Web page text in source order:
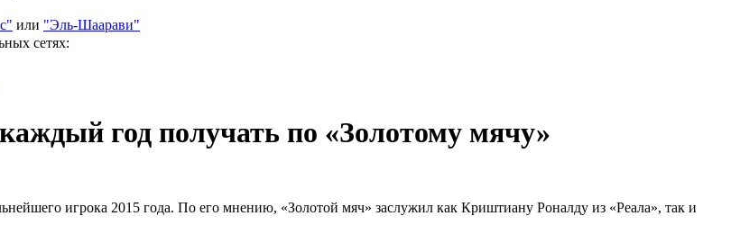
или "Эль-Шаарави"
сетях:
год получать по «Золотому мячу»
игрока 2015 года. По его мнению, «Золотой мяч» заслужил как Криштиану Роналду из «Реала», так и